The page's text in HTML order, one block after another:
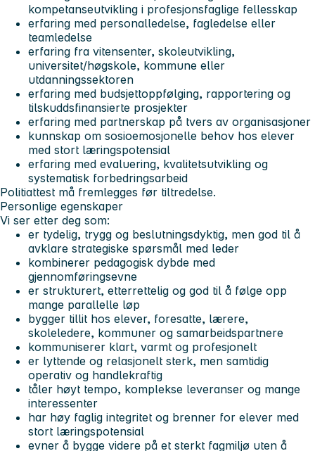
kompetanseutvikling i profesjonsfaglige fellesskap
erfaring med personalledelse, fagledelse eller
teamledelse
erfaring fra vitensenter, skoleutvikling,
universitet/høgskole, kommune eller
utdanningssektoren
erfaring med budsjettoppfølging, rapportering og
tilskuddsfinansierte prosjekter
erfaring med partnerskap på tvers av organisasjoner
kunnskap om sosioemosjonelle behov hos elever
med stort læringspotensial
erfaring med evaluering, kvalitetsutvikling og
systematisk forbedringsarbeid
Politiattest må fremlegges før tiltredelse.
Personlige egenskaper
Vi ser etter deg som:
er tydelig, trygg og beslutningsdyktig, men god til å
avklare strategiske spørsmål med leder
kombinerer pedagogisk dybde med
gjennomføringsevne
er strukturert, etterrettelig og god til å følge opp
mange parallelle løp
bygger tillit hos elever, foresatte, lærere,
skoleledere, kommuner og samarbeidspartnere
kommuniserer klart, varmt og profesjonelt
er lyttende og relasjonelt sterk, men samtidig
operativ og handlekraftig
tåler høyt tempo, komplekse leveranser og mange
interessenter
har høy faglig integritet og brenner for elever med
stort læringspotensial
evner å bygge videre på et sterkt fagmiljø uten å